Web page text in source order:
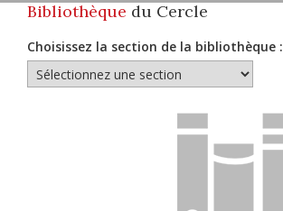
Bibliothèque du Cercle
Choisissez la section de la bibliothèque :